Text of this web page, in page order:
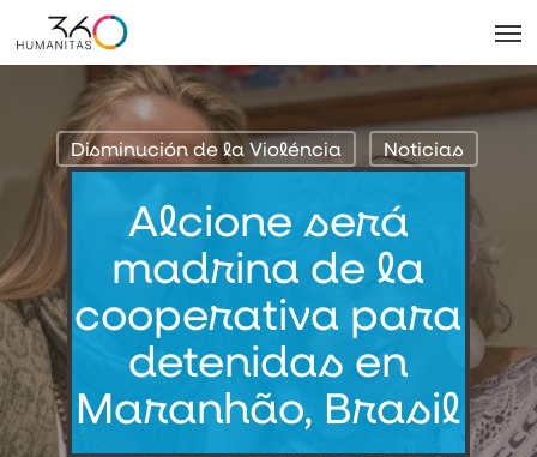
to
content
Disminución de la Violéncia Noticias
Alcione será
madrina de la
cooperativa para
detenidas en
Maranhão, Brasil